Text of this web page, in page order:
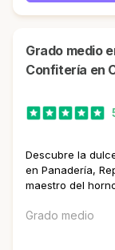
Grado medio en Panadería, Repostería y
Confitería en
Descubre la
en Panadería,
maestro del
Grado medio